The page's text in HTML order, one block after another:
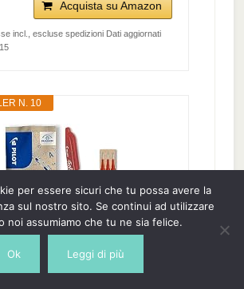
Acquista su Amazon
incl., escluse spedizioni Dati aggiornati
N. 10
- Confezione da 1 Frixion
per essere sicuri che tu possa avere la
sul nostro sito. Se continui ad utilizzare
noi assumiamo che tu ne sia felice.
Ok Leggi di più